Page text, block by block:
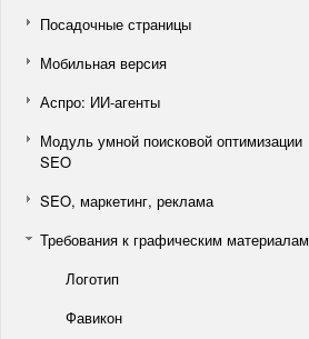
Посадочные страницы
Мобильная версия
Аспро: ИИ-агенты
Модуль умной поисковой оптимизации
SEO
SEO, маркетинг, реклама
Требования к графическим материалам
Логотип
Фавикон